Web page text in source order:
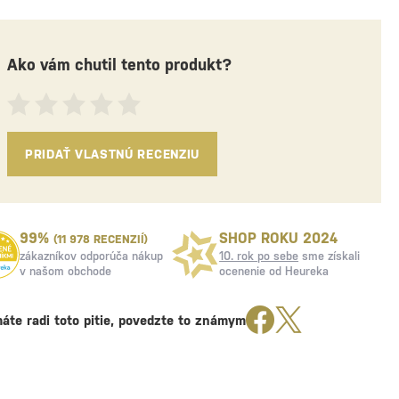
Ako vám chutil tento produkt?
PRIDAŤ VLASTNÚ RECENZIU
99% (11 978 RECENZIÍ)
zákazníkov odporúča nákup
v našom obchode
SHOP ROKU 2024
10. rok po sebe sme získali
ocenenie od Heureka
radi toto pitie, povedzte to známym